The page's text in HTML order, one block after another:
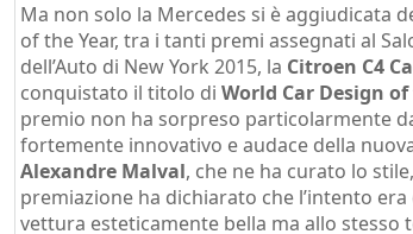
Ma non solo la Mercedes si è aggiudicata
of the Year, tra i tanti premi assegnati al
dell’Auto di New York 2015, la Citroen C4
conquistato il titolo di World Car Design of
premio non ha sorpreso particolarmente
fortemente innovativo e audace della
Alexandre Malval, che ne ha curato lo
premiazione ha dichiarato che l’intento
vettura esteticamente bella ma allo stesso